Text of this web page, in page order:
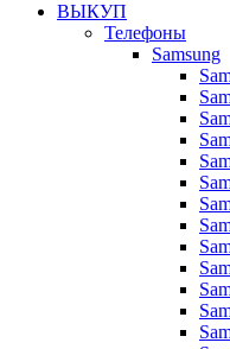
ВЫКУП
Телефоны
Samsung